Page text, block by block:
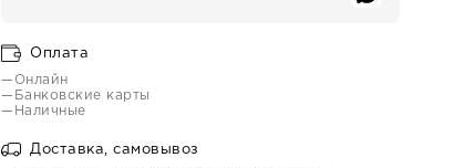
Оплата
—Онлайн
—Банковские карты
—Наличные
Доставка, самовывоз